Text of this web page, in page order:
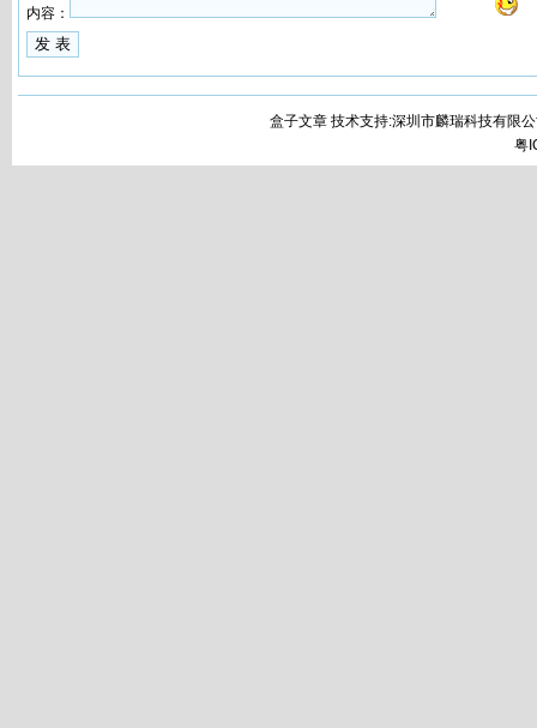
内容：
盒子文章 技术支持:深圳市麟瑞科技有限
粤